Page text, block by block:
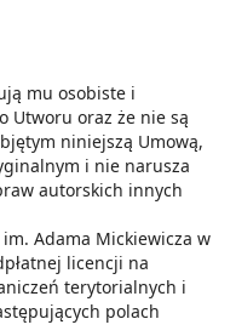
mu osobiste i
Utworu oraz że nie są
niniejszą Umową,
i nie narusza
autorskich innych
Adama Mickiewicza w
licencji na
terytorialnych i
polach